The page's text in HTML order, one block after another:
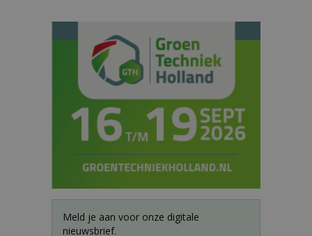
Meld je aan voor onze digitale
nieuwsbrief.